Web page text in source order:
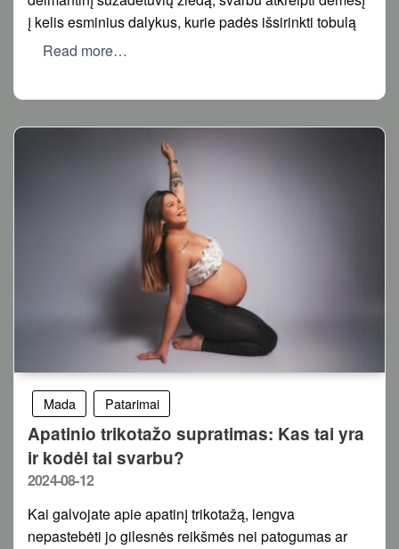
į kelis esminius dalykus, kurie padės išsirinkti tobulą
Read more…
Mada Patarimai
Apatinio trikotažo supratimas: Kas tai yra
ir kodėl tai svarbu?
Posted
2024-08-12
Kai galvojate apie apatinį trikotažą, lengva
nepastebėti jo gilesnės reikšmės nei patogumas ar